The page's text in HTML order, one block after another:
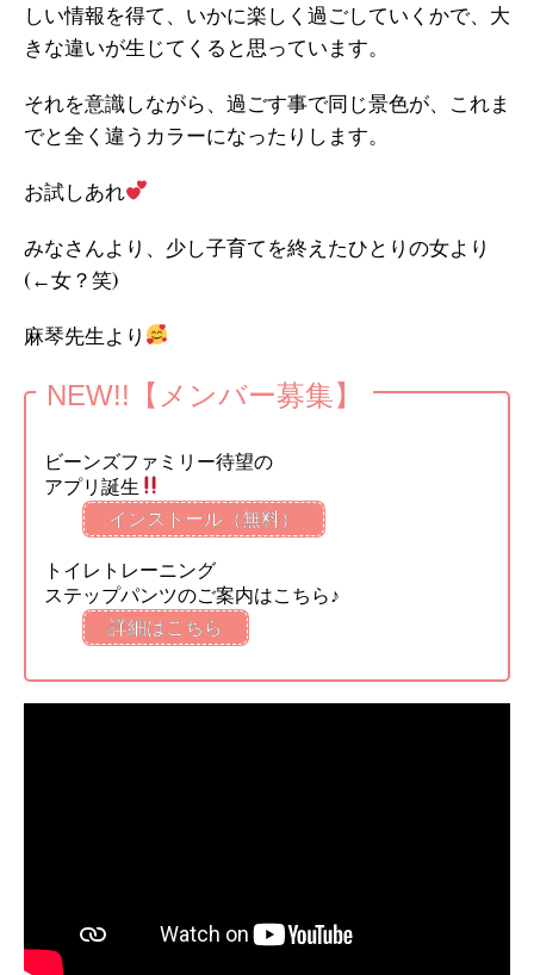
しい情報を得て、いかに楽しく過ごしていくかで、大
きな違いが生じてくると思っています。
それを意識しながら、過ごす事で同じ景色が、これま
でと全く違うカラーになったりします。
お試しあれ
みなさんより、少し子育てを終えたひとりの女より
(←女？笑)
麻琴先生より
NEW!!【メンバー募集】
ビーンズファミリー待望の
アプリ誕生
インストール（無料）
トイレトレーニング
ステップパンツのご案内はこちら♪
詳細はこちら